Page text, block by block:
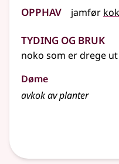
Opphav jamfør kok
Tyding og bruk
noko som er drege
Døme
avkok av planter